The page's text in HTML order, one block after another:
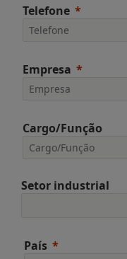
Telefone
Empresa
Cargo/Função
Setor industrial
País